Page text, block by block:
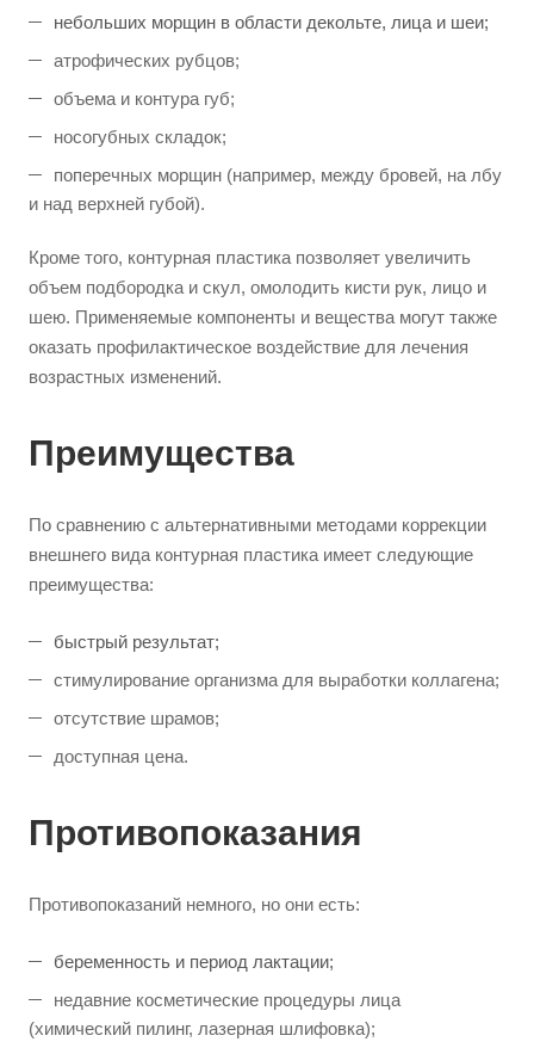
небольших морщин в области декольте, лица и шеи;
атрофических рубцов;
объема и контура губ;
носогубных складок;
поперечных морщин (например, между бровей, на лбу
и над верхней губой).
Кроме того, контурная пластика позволяет увеличить
объем подбородка и скул, омолодить кисти рук, лицо и
шею. Применяемые компоненты и вещества могут также
оказать профилактическое воздействие для лечения
возрастных изменений.
Преимущества
По сравнению с альтернативными методами коррекции
внешнего вида контурная пластика имеет следующие
преимущества:
быстрый результат;
стимулирование организма для выработки коллагена;
отсутствие шрамов;
доступная цена.
Противопоказания
Противопоказаний немного, но они есть:
беременность и период лактации;
недавние косметические процедуры лица
(химический пилинг, лазерная шлифовка);